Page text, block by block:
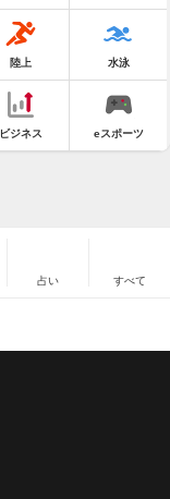
陸上 水泳
ビジネス eスポーツ
占い すべて